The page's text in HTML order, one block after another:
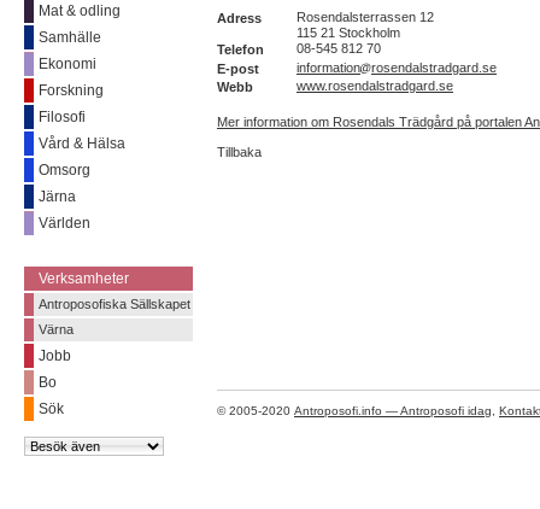
Mat & odling
Samhälle
Ekonomi
Forskning
Filosofi
Vård & Hälsa
Omsorg
Järna
Världen
Verksamheter
Antroposofiska Sällskapet
Värna
Jobb
Bo
Sök
Adress
Rosendalsterrassen 12
115 21 Stockholm
Telefon
08-545 812 70
E-post
information
rosendalstradgard.se
Webb
www.rosendalstradgard.se
Mer information om Rosendals Trädgård på portalen
Tillbaka
© 2005-2020 Antroposofi.info — Antroposofi idag